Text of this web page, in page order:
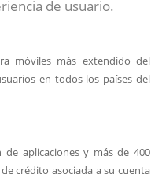
de usuario.
móviles más extendido del
en todos los países del
aplicaciones y más de 400
crédito asociada a su cuenta